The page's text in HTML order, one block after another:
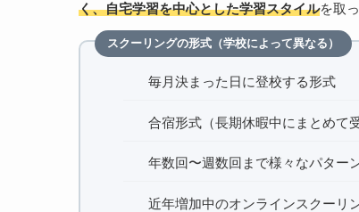
く、自宅学習を中心とした学習スタイルを取
スクーリングの形式（学校によって異なる）
毎月決まった日に登校する形式
合宿形式（長期休暇中にまとめて受
年数回〜週数回まで様々なパター
近年増加中のオンラインスクーリ